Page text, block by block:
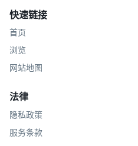
快速链接
首页
浏览
网站地图
法律
隐私政策
服务条款